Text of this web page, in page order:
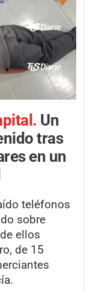
Un
tras
en un
teléfonos
sobre
ellos
de 15